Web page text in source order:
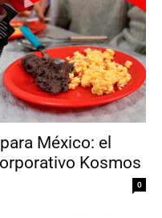
México: el
Kosmos
0